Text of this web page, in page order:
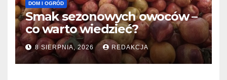
DOM I OGRÓD
Smak sezonowych owoców –
co warto wiedzieć?
8 SIERPNIA, 2026 REDAKCJA